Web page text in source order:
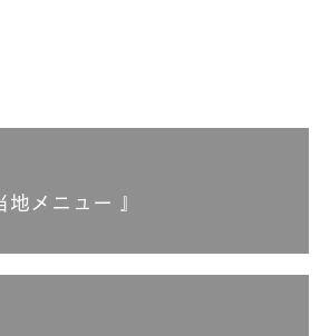
地メニュー 』